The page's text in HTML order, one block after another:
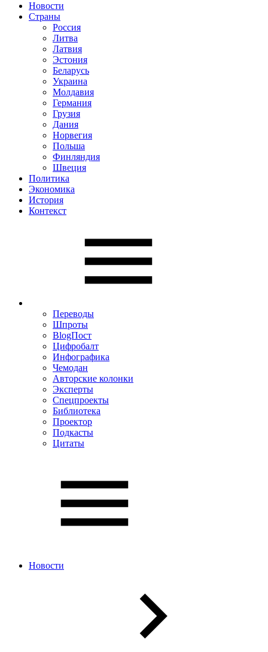
Новости
Страны
Россия
Литва
Латвия
Эстония
Беларусь
Украина
Молдавия
Германия
Грузия
Дания
Норвегия
Польша
Финляндия
Швеция
Политика
Экономика
История
Контекст
Переводы
Шпроты
BlogПост
Цифробалт
Инфографика
Чемодан
Авторские колонки
Эксперты
Спецпроекты
Библиотека
Проектор
Подкасты
Цитаты
Новости